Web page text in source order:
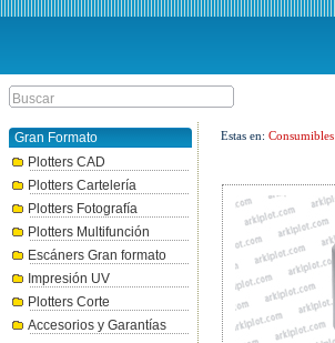
Gran Formato
Plotters CAD
Plotters Cartelería
Plotters Fotografía
Plotters Multifunción
Escáners Gran formato
Impresión UV
Plotters Corte
Accesorios y Garantías
Estas en: Consumibles